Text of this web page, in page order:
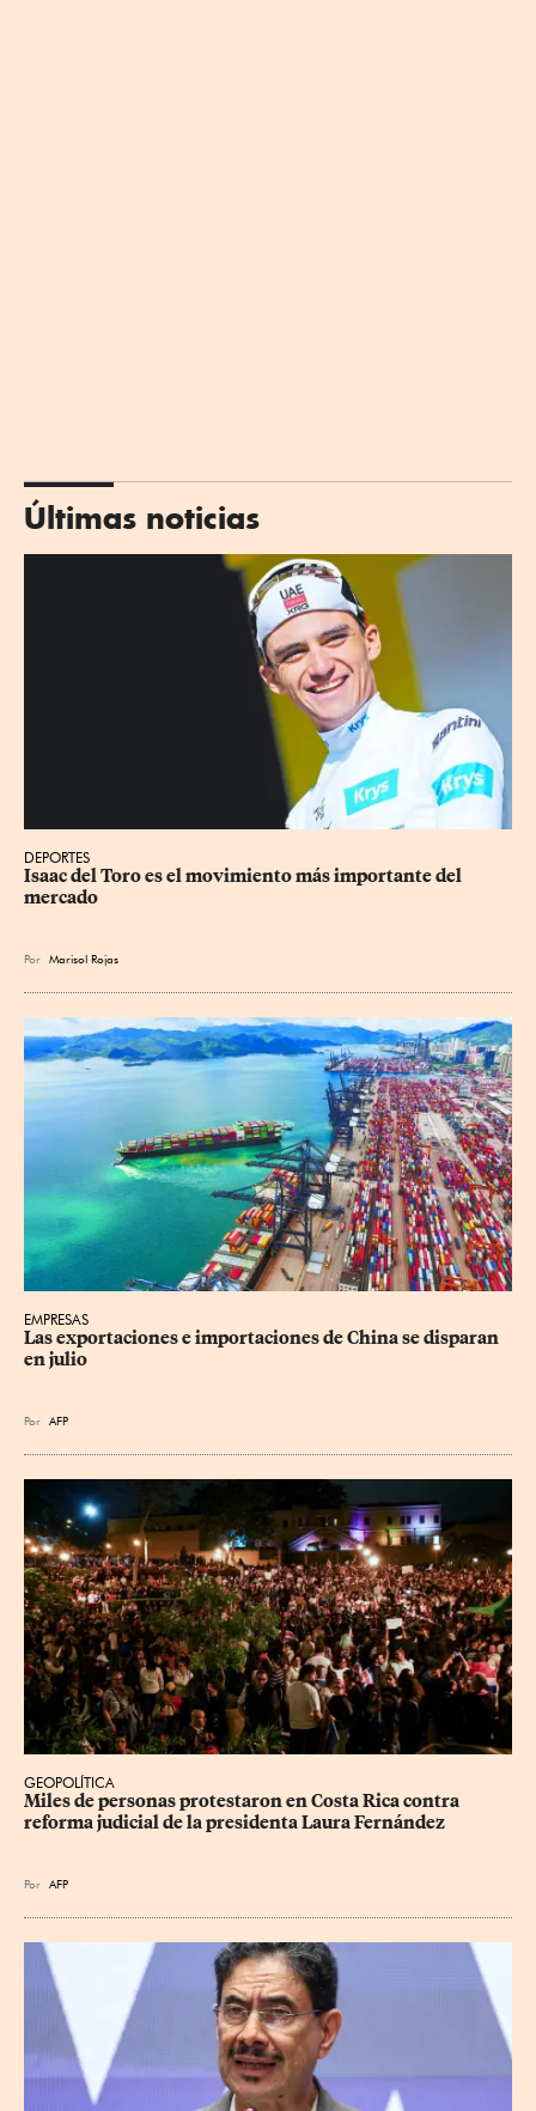
Últimas noticias
DEPORTES
Isaac del Toro es el movimiento más importante del
mercado
Por Marisol Rojas
EMPRESAS
Las exportaciones e importaciones de China se disparan
en julio
Por AFP
GEOPOLÍTICA
Miles de personas protestaron en Costa Rica contra
reforma judicial de la presidenta Laura Fernández
Por AFP